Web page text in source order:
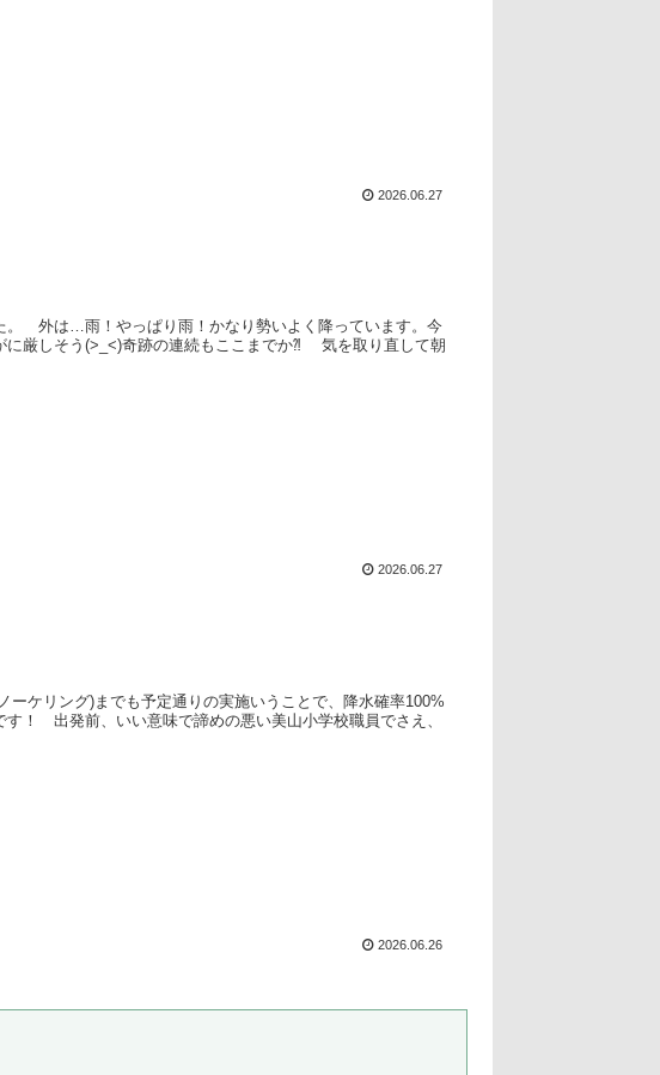
2026.06.27
。 外は…雨！やっぱり雨！かなり勢いよく降っています。今
に厳しそう(>_<)奇跡の連続もここまでか⁈ 気を取り直して朝
2026.06.27
ケリング)までも予定通りの実施いうことで、降水確率100%
！ 出発前、いい意味で諦めの悪い美山小学校職員でさえ、
2026.06.26